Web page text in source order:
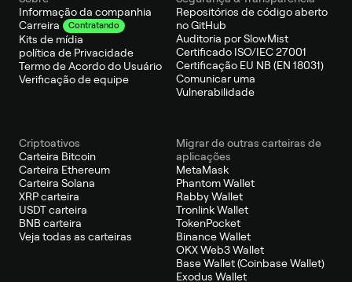
Informação da companhia
Carreira
Contratando
Kits de mídia
política de Privacidade
Termo de Acordo do Usuário
Verificação de equipe
Repositórios de código aberto
no GitHub
Auditoria por SlowMist
Certificado ISO/IEC 27001
Certificação EU NB (EN 18031)
Comunicar uma
Vulnerabilidade
Criptoativos
Carteira Bitcoin
Carteira Ethereum
Carteira Solana
XRP carteira
USDT carteira
BNB carteira
Veja todas as carteiras
Migrar de outras carteiras de
aplicações
MetaMask
Phantom Wallet
Rabby Wallet
Tronlink Wallet
TokenPocket
Binance Wallet
OKX Web3 Wallet
Base Wallet (Coinbase Wallet)
Exodus Wallet